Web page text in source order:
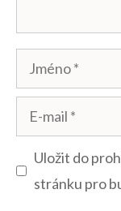
Jméno
mail
Uložit do
stránku pro